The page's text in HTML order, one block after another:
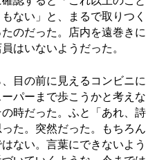
ない」と、まるで取りつく
のだった。店内を遠巻きに
はいないようだった。
目の前に見えるコンビニに
パーまで歩こうかと考えな
時だった。ふと「あれ、詩
た。突然だった。もちろん
ない。言葉にできないよう